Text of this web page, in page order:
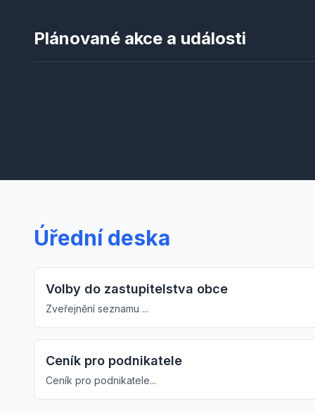
Plánované akce a události
Úřední deska
Volby do zastupitelstva obce
Zveřejnění seznamu ...
Ceník pro podnikatele
Ceník pro podnikatele...